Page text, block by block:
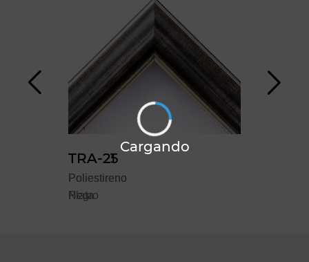
TRA-21
Poliestireno
Negro
TRA-25
Poliestireno
Plata
Cargando